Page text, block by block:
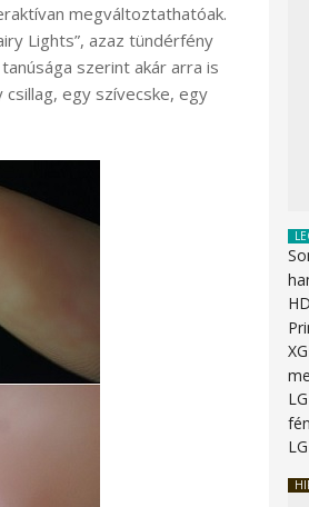
megváltoztathatóak.
Lights”, azaz tündérfény
szerint akár arra is
egy szívecske, egy